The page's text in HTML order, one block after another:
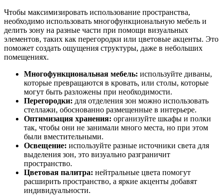
Чтобы максимизировать использование пространства,
необходимо использовать многофункциональную мебель и
делить зону на разные части при помощи визуальных
элементов, таких как перегородки или цветовые акценты. Это
поможет создать ощущения структуры, даже в небольших
помещениях.
Многофункциональная мебель: используйте диваны,
которые превращаются в кровать, или столы, которые
могут быть разложены при необходимости.
Перегородки: для отделения зон можно использовать
стеллажи, обоснованно размещенные в интерьере.
Оптимизация хранения: организуйте шкафы и полки
так, чтобы они не занимали много места, но при этом
были вместительными.
Освещение: используйте разные источники света для
выделения зон, это визуально разграничит
пространство.
Цветовая палитра: нейтральные цвета помогут
расширить пространство, а яркие акценты добавят
индивидуальности.